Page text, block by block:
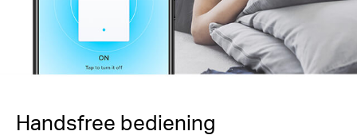
Handsfree bediening